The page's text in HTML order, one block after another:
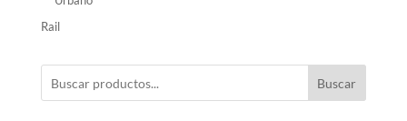
Rail
Buscar